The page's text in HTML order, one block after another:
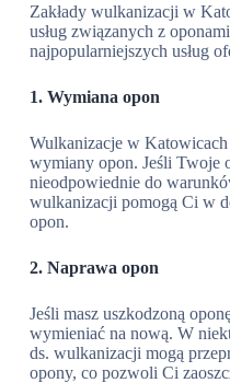
Zakłady wulkanizacji w
usług związanych z
najpopularniejszych usług
1. Wymiana opon
Wulkanizacje w Katowicach
wymiany opon. Jeśli Twoje
nieodpowiednie do
wulkanizacji pomogą Ci w
opon.
2. Naprawa opon
Jeśli masz uszkodzoną
wymieniać na nową. W
ds. wulkanizacji mogą
opony, co pozwoli Ci